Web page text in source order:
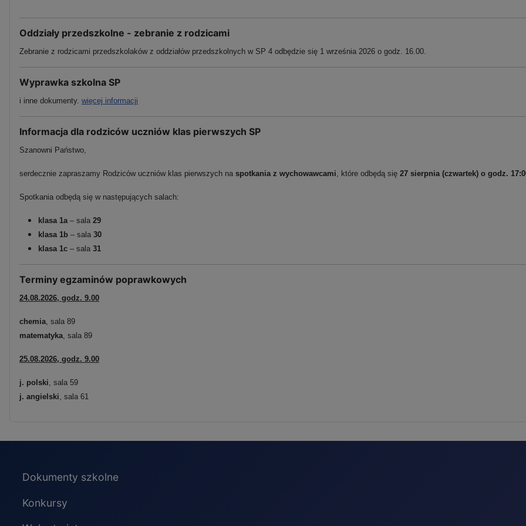
Oddziały przedszkolne - zebranie z rodzicami
Zebranie z rodzicami przedszkolaków z oddziałów przedszkolnych w SP 4 odbędzie się 1 września 2026 o godz. 16.00.
Wyprawka szkolna SP
i inne dokumenty. więcej informacji
Informacja dla rodziców uczniów klas pierwszych SP
Szanowni Państwo,
serdecznie zapraszamy Rodziców uczniów klas pierwszych na spotkania z wychowawcami, które odbędą się 27 sierpnia (czwartek) o godz.
Spotkania odbędą się w następujących salach:
klasa 1a– sala 29
klasa 1b – sala 30
klasa 1c – sala 31
Terminy egzaminów poprawkowych
24.08.2026, godz. 9.00
chemia, sala 89
matematyka, sala 89
25.08.2026, godz. 9.00
j. polski, sala 59
j. angielski, sala 61
Dokumenty szkolne
Konkursy